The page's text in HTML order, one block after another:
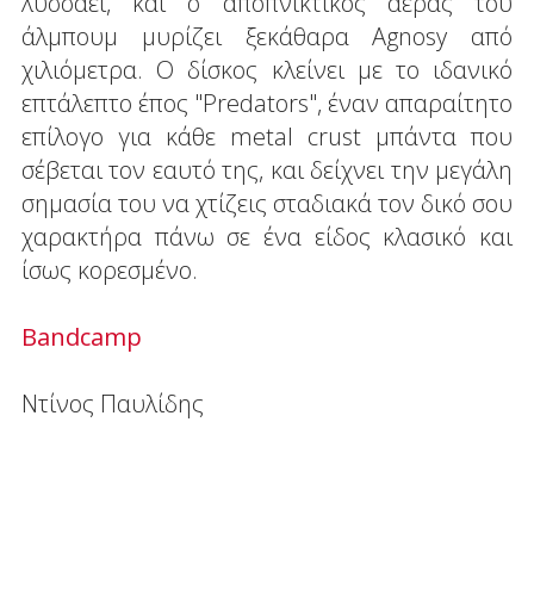
άλμπουμ μυρίζει ξεκάθαρα Agnosy από
χιλιόμετρα. Ο δίσκος κλείνει με το ιδανικό
επτάλεπτο έπος "Predators", έναν απαραίτητο
επίλογο για κάθε metal crust μπάντα που
σέβεται τον εαυτό της, και δείχνει την μεγάλη
σημασία του να χτίζεις σταδιακά τον δικό σου
χαρακτήρα πάνω σε ένα είδος κλασικό και
ίσως κορεσμένο.
Bandcamp
Ντίνος Παυλίδης